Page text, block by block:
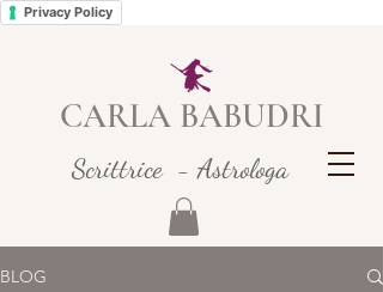
Privacy Policy
CARLA BABUDRI
Scrittrice - Astrologa
BLOG